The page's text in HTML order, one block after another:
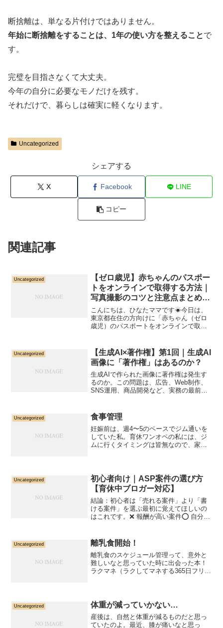
断捨離は、単なる片付けではありません。
年始に断捨離をすることは、1年の使い方を整えることで
す。
完璧を目指さなくて大丈夫。
今年の自分に必要なモノだけを残す。
それだけで、暮らしは確実に軽くなります。
Uncategorized
シェアする
X Facebook LINE
コピー
関連記事
Uncategorized
【ゼロ歳児】赤ちゃんのパスポー
トをオンラインで取得する方法｜
写真撮影のコツと注意点まとめ
【東京都対応】
こんにちは、ひなたママです☀今日は、
東京都在住の方向けに「赤ちゃん（ゼロ
歳児）のパスポートをオンラインで取得
ポータル使用） 写真撮影のコツ 委任のや
り方・戸籍謄本の必...
Uncategorized
【生成AI×著作権】第1回｜生成AI
画像に「著作権」はあるのか？
生成AIで作られた画像に著作権は発生す
るのか。この問題は、広告、Web制作、
SNS運用、商品開発など、実務の最前線
生成物には著作権は発生しません。しか
し、これは単純な...
Uncategorized 食事管理
妊娠前は、週4〜5のペースでジム通いを
していた私。育休ワンオペの私には、ジ
ムに行くタイミングは皆無なので、家で
ランスが崩れるので、更...
Uncategorized
初心者向け｜ASP案件の選び方
【育休中ブロガー対応】
結論：初心者は「売れる案件」より「書
ける案件」を選ぶ最初に覚えてほしいの
はこれです。❌ 報酬が高い案件⭕ 自分の
くない案件」を選ぶことです。① 自分が
「実際に困ったこと...
Uncategorized 離乳食開始！
離乳食のスケジュール管理って、意外と
難しいなと思っていた時に出会った本！
ラクマネ（ラクしてマネする365日フリー
準備すべき食材も書い...
Uncategorized 体重が減っていかない…
産後は、自然と体重が減るものだと思っ
ていたのよ。最近、膝が痛いなと思っ